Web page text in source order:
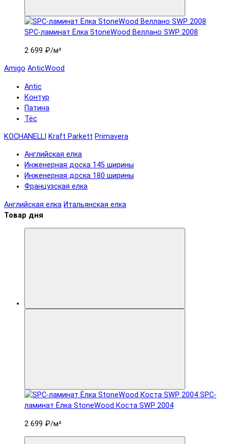
SPC-ламинат Ëлка StoneWood Веллано SWP 2008
2 699 ₽/м²
Amigo AnticWood
Antic
Контур
Патина
Тёс
KOCHANELLI Kraft Parkett Primavera
Английская елка
Инженерная доска 145 ширины
Инженерная доска 180 ширины
Французская елка
Английская елка Итальянская елка
Товар дня
SPC-
ламинат Ëлка StoneWood Коста SWP 2004
2 699 ₽/м²